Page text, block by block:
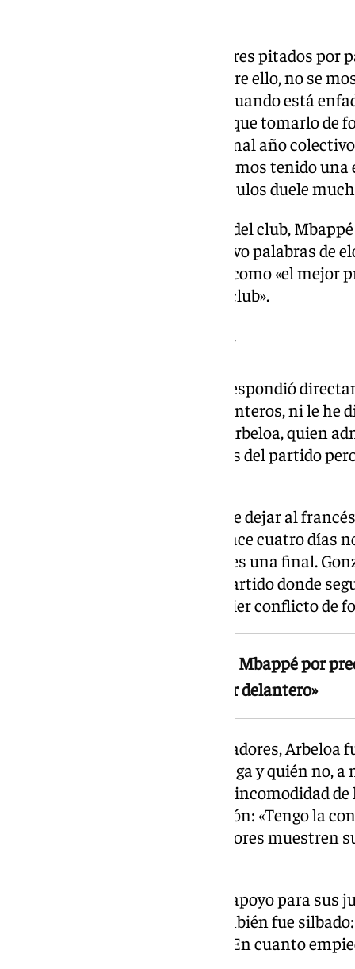
El francés fue uno de los jugadores pitados por
en el partido ante el Oviedo. Sobre ello, no se
cambiar la opinión de la gente cuando está
de expresar su opinión. No hay que tomarlo de
se refirió a lo que considera un mal año
tenemos la sensación de que hemos tenido
hemos perdido. Terminar sin títulos duele
Preguntado sobre si desea salir del club,
Soy muy feliz aquí». También tuvo palabras de
Florentino Pérez, al que definió como «el mejor
Madrid» y «una leyenda de este club».
Arbeloa desmiente la «frase»
El entrenador del Real Madrid respondió
delantero. «Ni tengo cuatro delanteros, ni le he
habrá entendido bien», señaló Arbeloa, quien
conversación con Mbappé antes del partido
El técnico justificó la decisión de dejar al
preventivos: «Un jugador que hace cuatro días
empezar, sobre todo porque no es una final.
día. El domingo tenemos otro partido donde
explicó, descartando así cualquier conflicto de
Arbeloa justificó la suplencia de Mbappé por
domingo volverá a ser el «primer delantero»
Sobre el tono general de sus jugadores,
esta silla, voy a decidir quién juega y quién no,
También reconoció entender la incomodidad
minutos, pero defendió su gestión: «Tengo la
parece fenomenal que los jugadores muestren
El entrenador pidió a la afición apoyo para sus
Mbappé y Vinícius, quienes también fue
desequilibrantes que tenemos. En cuanto